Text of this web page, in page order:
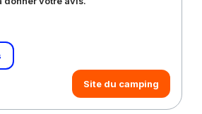
Site du camping